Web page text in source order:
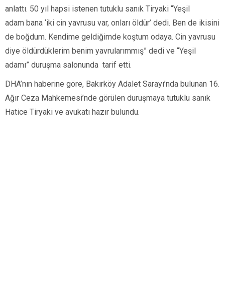
anlattı. 50 yıl hapsi istenen tutuklu sanık Tiryaki “Yeşil
adam bana ‘iki cin yavrusu var, onları öldür’ dedi. Ben de ikisini
de boğdum. Kendime geldiğimde koştum odaya. Cin yavrusu
diye öldürdüklerim benim yavrularımmış” dedi ve “Yeşil
adamı” duruşma salonunda tarif etti.
DHA’nın haberine göre, Bakırköy Adalet Sarayı’nda bulunan 16.
Ağır Ceza Mahkemesi’nde görülen duruşmaya tutuklu sanık
Hatice Tiryaki ve avukatı hazır bulundu.